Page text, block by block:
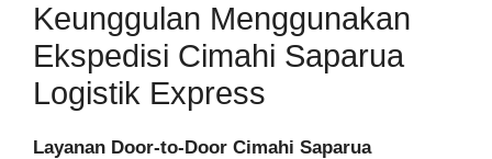
Keunggulan Menggunakan
Ekspedisi Cimahi Saparua
Logistik Express
Layanan Door-to-Door Cimahi Saparua